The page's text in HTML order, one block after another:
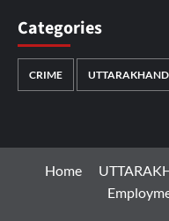
Categories
CRIME UTTARAKHAND
Home